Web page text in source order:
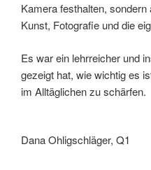
Kamera festhalten,
Kunst, Fotograﬁe und die
Es war ein lehrreicher und
gezeigt hat, wie wichtig es
im Alltäglichen zu schärfen.
Dana Ohligschläger, Q1